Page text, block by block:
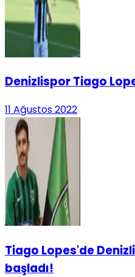
Denizlispor Tiago
11 Ağustos 2022
Tiago Lopes'de
başladı!